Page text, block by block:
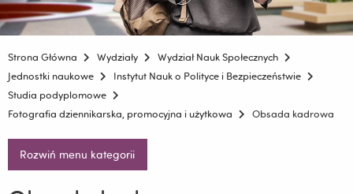
Strona Główna Wydziały
Wydział Nauk Społecznych
Jednostki naukowe
Instytut Nauk o Polityce i Bezpieczeństwie
Studia podyplomowe
Fotografia dziennikarska, promocyjna i użytkowa
Obsada kadrowa
Rozwiń menu kategorii